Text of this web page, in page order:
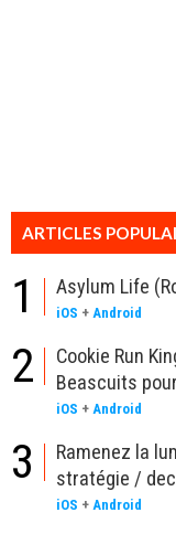
ARTICLES
1 Asylum Life
iOS + Android
2
Cookie Run
Beascuits
iOS + Android
3
Ramenez la
stratégie /
iOS + Android